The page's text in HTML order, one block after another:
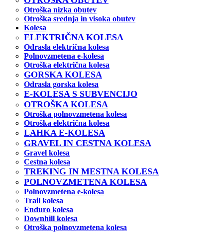
Otroška nizka obutev
Otroška srednja in visoka obutev
Kolesa
ELEKTRIČNA KOLESA
Odrasla električna kolesa
Polnovzmetena e-kolesa
Otroška električna kolesa
GORSKA KOLESA
Odrasla gorska kolesa
E-KOLESA S SUBVENCIJO
OTROŠKA KOLESA
Otroška polnovzmetena kolesa
Otroška električna kolesa
LAHKA E-KOLESA
GRAVEL IN CESTNA KOLESA
Gravel kolesa
Cestna kolesa
TREKING IN MESTNA KOLESA
POLNOVZMETENA KOLESA
Polnovzmetena e-kolesa
Trail kolesa
Enduro kolesa
Downhill kolesa
Otroška polnovzmetena kolesa